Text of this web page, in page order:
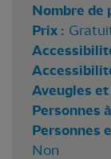
Nombre de
Prix :
Aveugles
Personnes
Personnes
Non